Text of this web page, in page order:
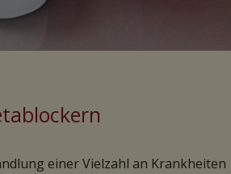
einer Vielzahl an Krankheiten